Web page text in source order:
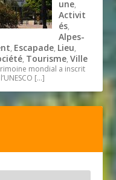
une,
Activit
és,
Alpes-
, Escapade, Lieu,
, Tourisme,Ville
mondial a inscrit
[…]